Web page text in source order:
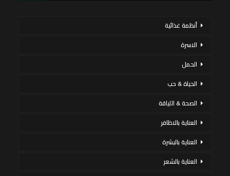
أنظمة غذائية
الاسرة
الحمل
الحياة & حب
الصحة & اللياقة
العناية بالاظافر
العناية بالبشرة
العناية بالشعر